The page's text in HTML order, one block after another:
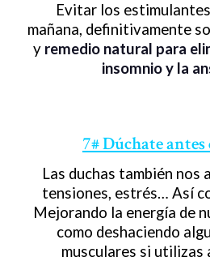
Evitar los
mañana, definitivamente
y remedio natural para
insomnio y la
7# Dúchate
Las duchas también nos
tensiones, estrés… Así
Mejorando la energía de
como deshaciendo
musculares si utilizas